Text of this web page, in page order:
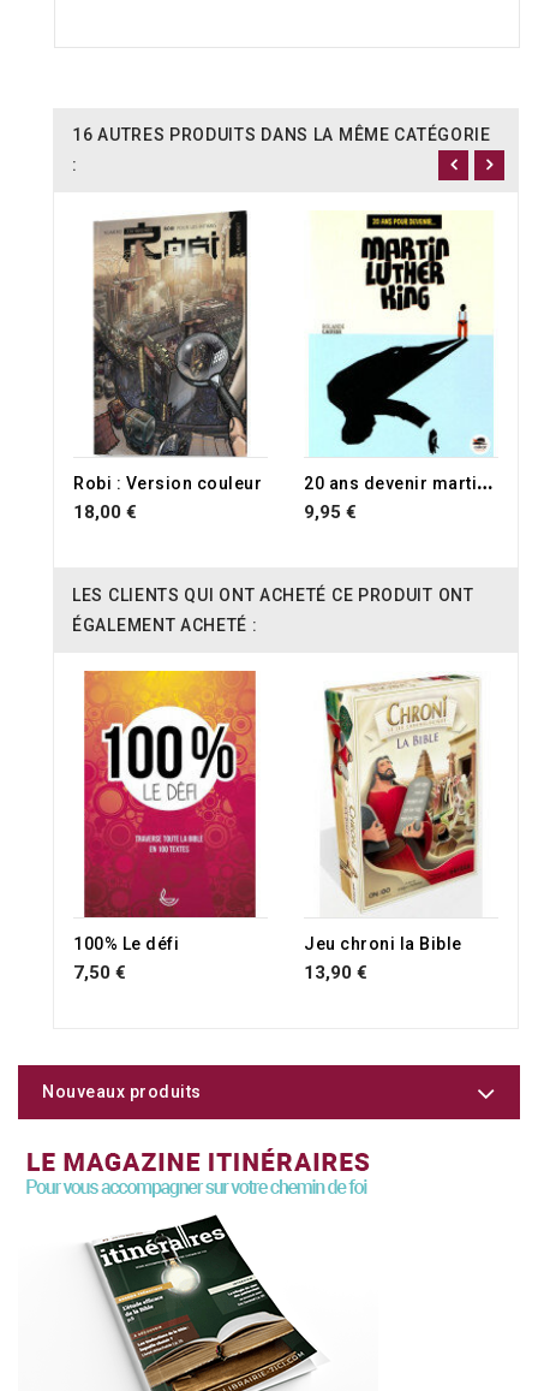
16 AUTRES PRODUITS DANS LA MÊME CATÉGORIE
:
Robi : Version couleur
18,00 €
2
0 ans devenir martin luther king
9,95 €
LES CLIENTS QUI ONT ACHETÉ CE PRODUIT ONT
ÉGALEMENT ACHETÉ :
100% Le défi
7,50 €
RUPTURE DE STOCK
Jeu chroni la Bible
13,90 €
Nouveaux produits